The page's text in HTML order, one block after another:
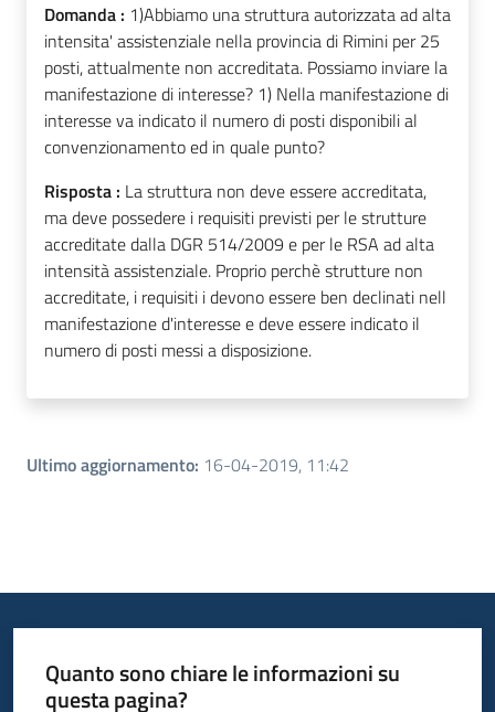
Domanda : 1)Abbiamo una struttura autorizzata ad alta
intensita' assistenziale nella provincia di Rimini per 25
posti, attualmente non accreditata. Possiamo inviare la
manifestazione di interesse? 1) Nella manifestazione di
interesse va indicato il numero di posti disponibili al
convenzionamento ed in quale punto?
Risposta : La struttura non deve essere accreditata,
ma deve possedere i requisiti previsti per le strutture
accreditate dalla DGR 514/2009 e per le RSA ad alta
intensità assistenziale. Proprio perchè strutture non
accreditate, i requisiti i devono essere ben declinati nell
manifestazione d'interesse e deve essere indicato il
numero di posti messi a disposizione.
Ultimo aggiornamento: 16-04-2019, 11:42
Quanto sono chiare le informazioni su
questa pagina?